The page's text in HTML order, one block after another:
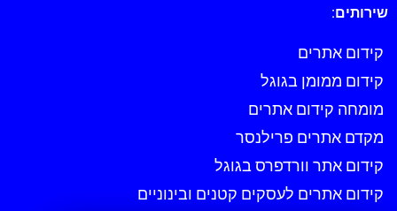
שירותים:
קידום אתרים
קידום ממומן בגוגל
מומחה קידום אתרים
מקדם אתרים פרילנסר
קידום אתר וורדפרס בגוגל
קידום אתרים לעסקים קטנים ובינוניים